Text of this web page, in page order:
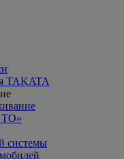
TAKATA
ТО»
системы